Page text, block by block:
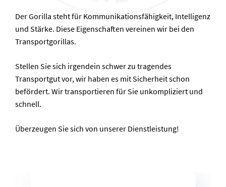
Der Gorilla steht für Kommunikationsfähigkeit, Intelligenz
und Stärke. Diese Eigenschaften vereinen wir bei den
Transportgorillas.
Stellen Sie sich irgendein schwer zu tragendes
Transportgut vor, wir haben es mit Sicherheit schon
befördert. Wir transportieren für Sie unkompliziert und
schnell.
Überzeugen Sie sich von unserer Dienstleistung!